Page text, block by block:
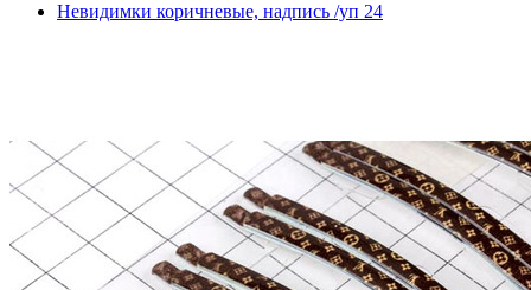
Невидимки коричневые, надпись /уп 24